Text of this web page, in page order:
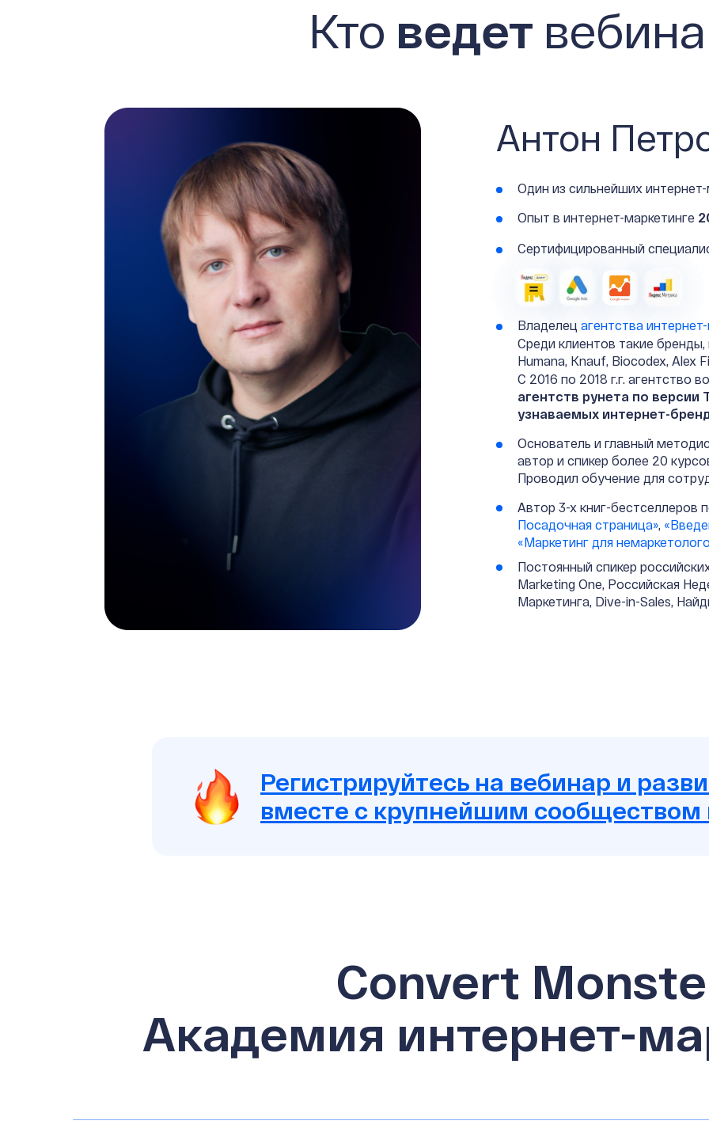
Кто ведет
Один из сильнейших
Опыт в интернет-маркетинге
Владелец агентства
Среди клиентов такие бренды,
Humana, Knauf, Biocodex, Alex
C 2016 по 2018 г.г. агентство
агентств рунета по версии
узнаваемых интернет-
Основатель и главный
автор и спикер более 20
Проводил обучение для
Автор 3-х книг-бестселлеров
Посадочная страница»,
«Маркетинг для
Антон
Постоянный спикер
Marketing One, Российская
Маркетинга, Dive-in-Sales,
Сертифицированный
Регистрируйтесь на вебинар и
вместе с крупнейшим сообществом
Convert
Академия интернет-